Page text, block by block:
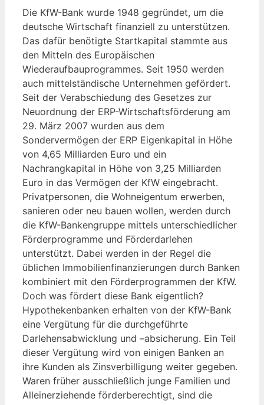
Die KfW-Bank wurde 1948 gegründet, um die
deutsche Wirtschaft finanziell zu unterstützen.
Das dafür benötigte Startkapital stammte aus
den Mitteln des Europäischen
Wiederaufbauprogrammes. Seit 1950 werden
auch mittelständische Unternehmen gefördert.
Seit der Verabschiedung des Gesetzes zur
Neuordnung der ERP-Wirtschaftsförderung am
29. März 2007 wurden aus dem
Sondervermögen der ERP Eigenkapital in Höhe
von 4,65 Milliarden Euro und ein
Nachrangkapital in Höhe von 3,25 Milliarden
Euro in das Vermögen der KfW eingebracht.
Privatpersonen, die Wohneigentum erwerben,
sanieren oder neu bauen wollen, werden durch
die KfW-Bankengruppe mittels unterschiedlicher
Förderprogramme und Förderdarlehen
unterstützt. Dabei werden in der Regel die
üblichen Immobilienfinanzierungen durch Banken
kombiniert mit den Förderprogrammen der KfW.
Doch was fördert diese Bank eigentlich?
Hypothekenbanken erhalten von der KfW-Bank
eine Vergütung für die durchgeführte
Darlehensabwicklung und –absicherung. Ein Teil
dieser Vergütung wird von einigen Banken an
ihre Kunden als Zinsverbilligung weiter gegeben.
Waren früher ausschließlich junge Familien und
Alleinerziehende förderberechtigt, sind die